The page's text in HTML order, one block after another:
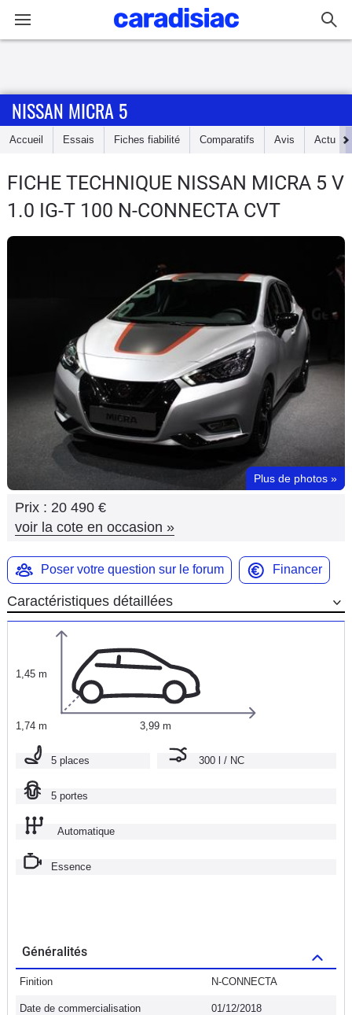
Accueil
Essais
Guide
Services
Moto
Marques
NISSAN MICRA 5
Accueil Essais Fiches fiabilité Comparatifs Avis Actu
FICHE TECHNIQUE NISSAN MICRA 5 V
1.0 IG-T 100 N-CONNECTA CVT
Plus de photos »
Prix : 20 490 €
voir la cote en occasion »
Poser votre question sur le forum Financer
Caractéristiques détaillées
1,45 m
1,74 m 3,99 m
5 places 300 l / NC
5 portes
Automatique
Essence
Généralités
Finition N-CONNECTA
Date de commercialisation 01/12/2018